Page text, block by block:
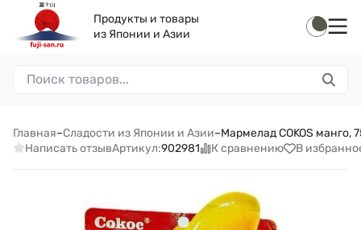
Продукты и товары
из Японии и Азии
Главная–Сладости из Японии и Азии–Мармелад COKOS манго,
Написать отзывАртикул:902981 К сравнению В